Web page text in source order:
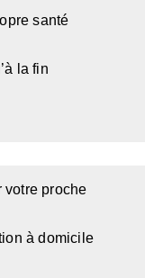
santé
la fin
votre proche
à domicile